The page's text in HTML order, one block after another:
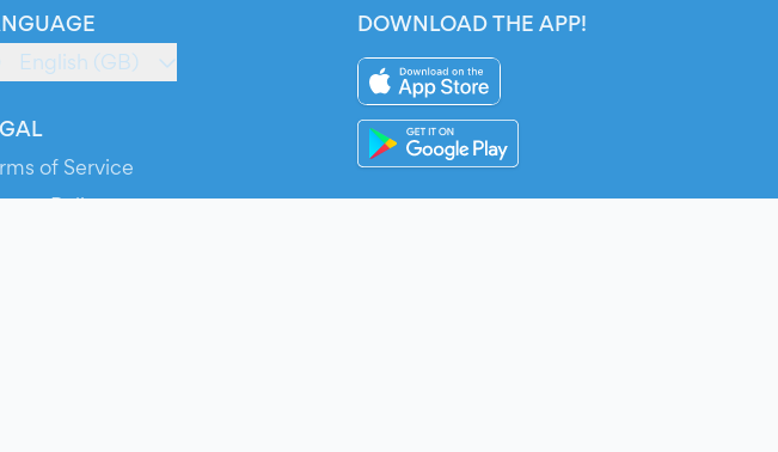
English (GB)
of Service
Policy
DOWNLOAD THE APP!